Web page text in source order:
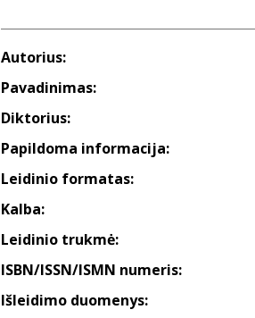
Autorius:
Pavadinimas:
Diktorius:
Papildoma informacija:
Leidinio formatas:
Kalba:
Leidinio trukmė:
ISBN/ISSN/ISMN numeris:
Išleidimo duomenys: